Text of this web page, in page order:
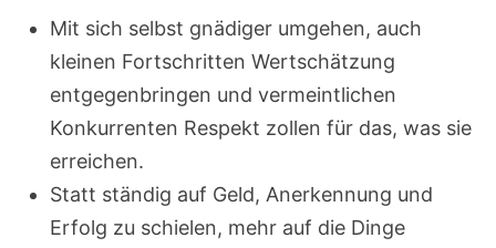
Mit sich selbst gnädiger umgehen, auch
kleinen Fortschritten Wertschätzung
entgegenbringen und vermeintlichen
Konkurrenten Respekt zollen für das, was sie
erreichen.
Statt ständig auf Geld, Anerkennung und
Erfolg zu schielen, mehr auf die Dinge